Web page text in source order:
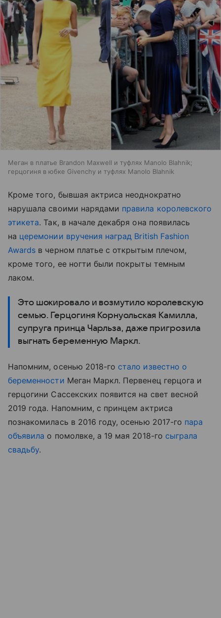
Меган в платье Brandon Maxwell и туфлях Manolo Blahnik;
герцогиня в юбке Givenchy и туфлях Manolo Blahnik
Кроме того, бывшая актриса неоднократно
нарушала своими нарядами правила королевского
этикета. Так, в начале декабря она появилась
на церемонии вручения наград British Fashion
Awards в черном платье с открытым плечом,
кроме того, ее ногти были покрыты темным
лаком.
Это шокировало и возмутило королевскую
семью. Герцогиня Корнуольская Камилла,
супруга принца Чарльза, даже пригрозила
выгнать беременную Маркл.
Напомним, осенью 2018-го стало известно о
беременности Меган Маркл. Первенец герцога и
герцогини Сассекских появится на свет весной
2019 года. Напомним, с принцем актриса
познакомилась в 2016 году, осенью 2017-го пара
объявила о помолвке, а 19 мая 2018-го сыграла
свадьбу.